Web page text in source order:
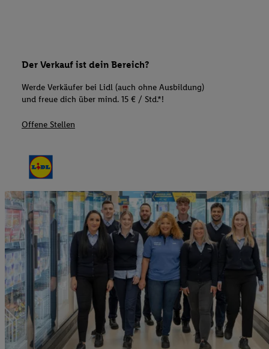
Der Verkauf ist dein Bereich?
Werde Verkäufer bei Lidl (auch ohne Ausbildung)
und freue dich über mind. 15 € / Std.*!
Offene Stellen